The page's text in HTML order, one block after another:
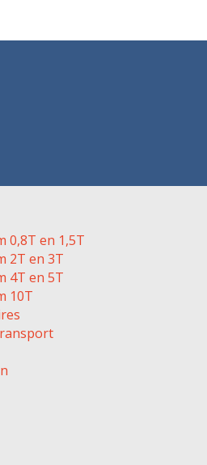
0,8T en 1,5T
2T en 3T
4T en 5T
10T